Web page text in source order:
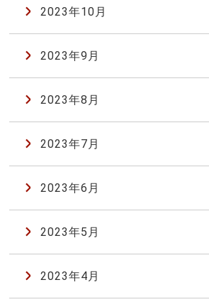
2023年10月
2023年9月
2023年8月
2023年7月
2023年6月
2023年5月
2023年4月